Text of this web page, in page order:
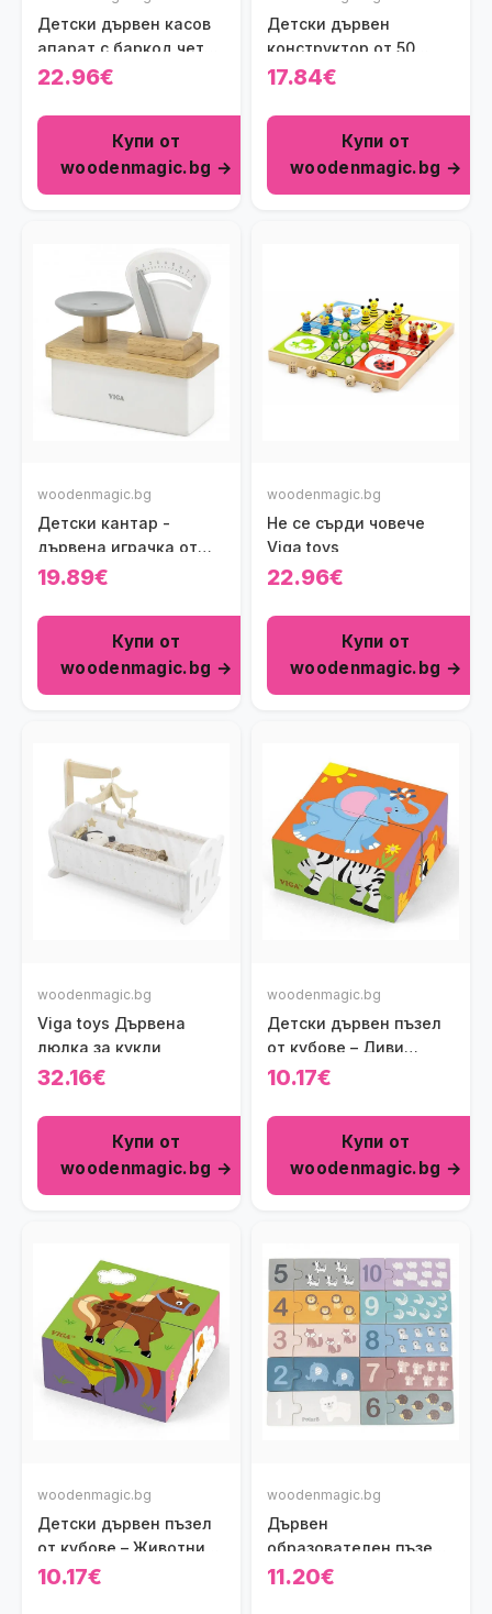
Детски дървен касов
апарат с баркод четец
Polar B
22.96€
Купи от
woodenmagic.bg →
Детски дървен
конструктор от 50
части Polar B Viga toys
17.84€
Купи от
woodenmagic.bg →
woodenmagic.bg
Детски кантар -
дървена играчка от
Viga toys
19.89€
Купи от
woodenmagic.bg →
woodenmagic.bg
Не се сърди човече
Viga toys
22.96€
Купи от
woodenmagic.bg →
woodenmagic.bg
Viga toys Дървена
люлка за кукли
32.16€
Купи от
woodenmagic.bg →
woodenmagic.bg
Детски дървен пъзел
от кубове – Диви
животни Viga toys
10.17€
Купи от
woodenmagic.bg →
woodenmagic.bg
Детски дървен пъзел
от кубове – Животни
Viga toys
10.17€
woodenmagic.bg
Дървен
образователен пъзел
за броене Polar B Viga
11.20€